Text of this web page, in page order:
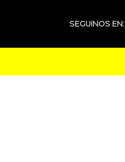
SEGUINOS EN: